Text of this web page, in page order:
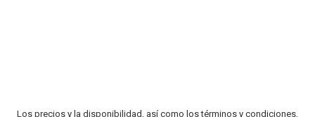
Los precios y la disponibilidad, así como los términos y condiciones,